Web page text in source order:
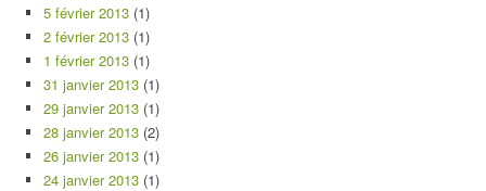
5 février 2013 (1)
2 février 2013 (1)
1 février 2013 (1)
31 janvier 2013 (1)
29 janvier 2013 (1)
28 janvier 2013 (2)
26 janvier 2013 (1)
24 janvier 2013 (1)